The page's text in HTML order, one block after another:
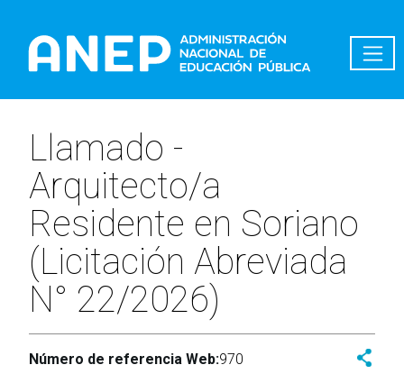
Llamado -
Arquitecto/a
Residente en Soriano
(Licitación Abreviada
N° 22/2026)
Número de referencia Web:970